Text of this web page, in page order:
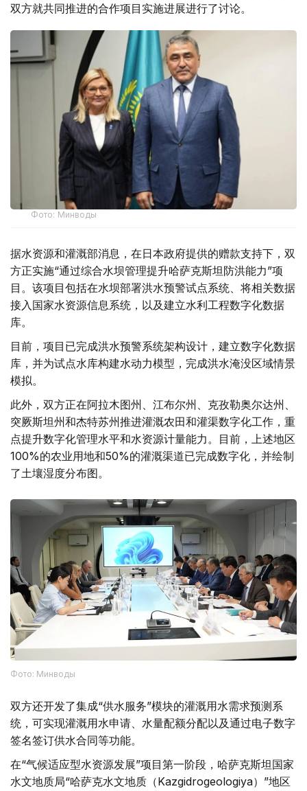
双方就共同推进的合作项目实施进展进行了讨论。
Фото: Минводы
据水资源和灌溉部消息，在日本政府提供的赠款支持下，双
方正实施“通过综合水坝管理提升哈萨克斯坦防洪能力”项
目。该项目包括在水坝部署洪水预警试点系统、将相关数据
接入国家水资源信息系统，以及建立水利工程数字化数据
库。
目前，项目已完成洪水预警系统架构设计，建立数字化数据
库，并为试点水库构建水动力模型，完成洪水淹没区域情景
模拟。
此外，双方正在阿拉木图州、江布尔州、克孜勒奥尔达州、
突厥斯坦州和杰特苏州推进灌溉农田和灌渠数字化工作，重
点提升数字化管理水平和水资源计量能力。目前，上述地区
100%的农业用地和50%的灌溉渠道已完成数字化，并绘制
了土壤湿度分布图。
Фото: Минводы
双方还开发了集成“供水服务”模块的灌溉用水需求预测系
统，可实现灌溉用水申请、水量配额分配以及通过电子数字
签名签订供水合同等功能。
在“气候适应型水资源发展”项目第一阶段，哈萨克斯坦国家
水文地质局“哈萨克水文地质（Kazgidrogeologiya）”地区